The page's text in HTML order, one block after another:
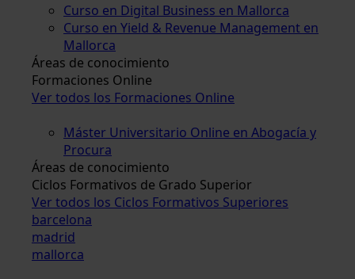
Curso en Digital Business en Mallorca
Curso en Yield & Revenue Management en
Mallorca
Áreas de conocimiento
Formaciones Online
Ver todos los Formaciones Online
Máster Universitario Online en Abogacía y
Procura
Áreas de conocimiento
Ciclos Formativos de Grado Superior
Ver todos los Ciclos Formativos Superiores
barcelona
madrid
mallorca